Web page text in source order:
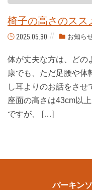
椅子の高さのスス
2025.05.30 お知ら
体が丈夫な方は、どの
康でも、ただ足腰や体
し耳よりのお話をさ
座面の高さは43cm以
ですが、 […]
パーキン